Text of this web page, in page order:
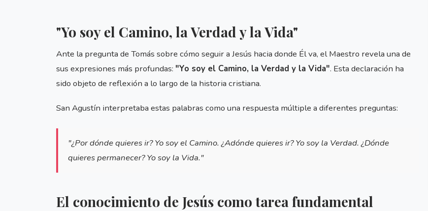
"Yo soy el Camino, la Verdad y la Vida"
Ante la pregunta de Tomás sobre cómo seguir a Jesús hacia donde Él va, el Maestro revela una de
sus expresiones más profundas: "Yo soy el Camino, la Verdad y la Vida". Esta declaración ha
sido objeto de reflexión a lo largo de la historia cristiana.
San Agustín interpretaba estas palabras como una respuesta múltiple a diferentes preguntas:
"¿Por dónde quieres ir? Yo soy el Camino. ¿Adónde quieres ir? Yo soy la Verdad. ¿Dónde
quieres permanecer? Yo soy la Vida."
El conocimiento de Jesús como tarea fundamental